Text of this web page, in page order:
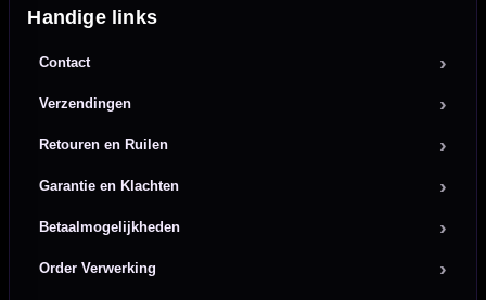
Handige links
Contact
Verzendingen
Retouren en Ruilen
Garantie en Klachten
Betaalmogelijkheden
Order Verwerking